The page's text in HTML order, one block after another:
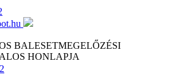
BALESETMEGELŐZÉSI
HONLAPJA